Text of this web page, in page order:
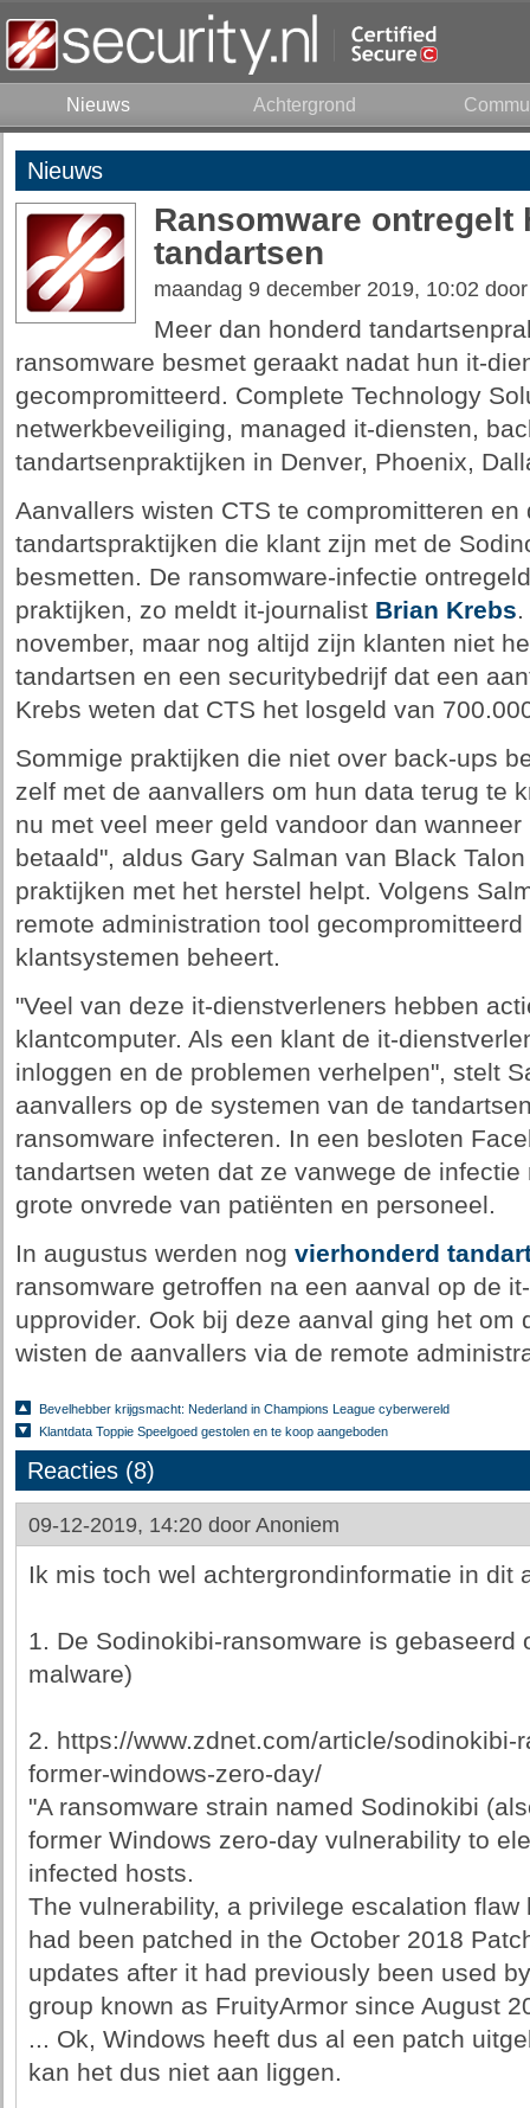
Nieuws Achtergrond
Nieuws
Ransomware ontregelt
tandartsen
maandag 9 december 2019, 10:02
Meer dan honderd
ransomware besmet geraakt nadat hun it-
gecompromitteerd. Complete Technology
netwerkbeveiliging, managed it-diensten,
tandartsenpraktijken in Denver, Phoenix,
Aanvallers wisten CTS te compromitteren en
tandartspraktijken die klant zijn met de
besmetten. De ransomware-infectie
praktijken, zo meldt it-journalist Brian Krebs
november, maar nog altijd zijn klanten niet
tandartsen en een securitybedrijf dat een
Krebs weten dat CTS het losgeld van
Sommige praktijken die niet over back-ups
zelf met de aanvallers om hun data terug te
nu met veel meer geld vandoor dan
betaald", aldus Gary Salman van Black
praktijken met het herstel helpt. Volgens
remote administration tool
klantsystemen beheert.
"Veel van deze it-dienstverleners hebben
klantcomputer. Als een klant de it-
inloggen en de problemen verhelpen", stelt
aanvallers op de systemen van de
ransomware infecteren. In een besloten
tandartsen weten dat ze vanwege de
grote onvrede van patiënten en personeel.
In augustus werden nog vierhonderd
ransomware getroffen na een aanval op de
upprovider. Ook bij deze aanval ging het om
wisten de aanvallers via de remote
Bevelhebber krijgsmacht: Nederland in Champions League cyberwereld
Klantdata Toppie Speelgoed gestolen en te koop aangeboden
Reacties (8)
09-12-2019, 14:20 door Anoniem
Ik mis toch wel achtergrondinformatie in dit
1. De Sodinokibi-ransomware is gebaseerd
malware)
2. https://www.zdnet.com/article/sodinokibi-
former-windows-zero-day/
"A ransomware strain named Sodinokibi
former Windows zero-day vulnerability to
infected hosts.
The vulnerability, a privilege escalation flaw
had been patched in the October 2018
updates after it had previously been used
group known as FruityArmor since August
... Ok, Windows heeft dus al een patch
kan het dus niet aan liggen.